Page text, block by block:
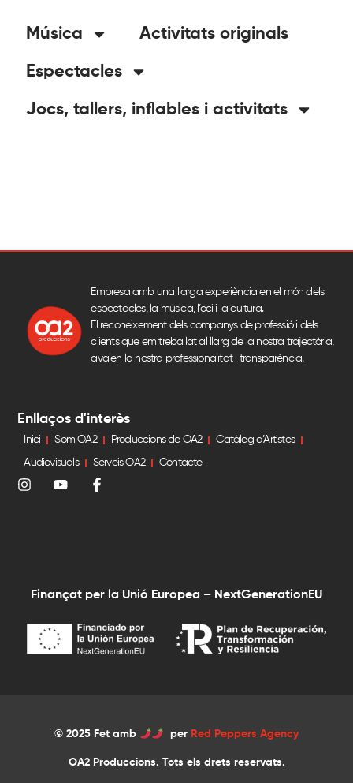
Música Activitats originals
Espectacles
Jocs, tallers, inflables i activitats
Empresa amb una llarga experiència en el món dels
espectacles, la música, l’oci i la cultura.
El reconeixement dels companys de professió i dels
clients que em treballat al llarg de la nostra trajectòria,
avalen la nostra professionalitat i transparència.
Enllaços d'interès
Inici Som OA2 Produccions de OA2 Catàleg d’Artistes
Audiovisuals Serveis OA2 Contacte
Finançat per la Unió Europea – NextGenerationEU
© 2025 Fet amb per Red Peppers Agency
OA2 Produccions. Tots els drets reservats.